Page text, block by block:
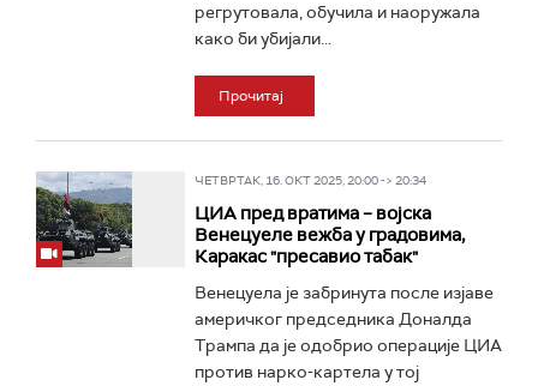
регрутовала, обучила и наоружала
како би убијали...
Прочитај
ЧЕТВРТАК, 16. ОКТ 2025, 20:00 -> 20:34
ЦИА пред вратима – војска
Венецуеле вежба у градовима,
Каракас "пресавио табак"
Венецуела је забринута после изјаве
америчког председника Доналда
Трампа да је одобрио операције ЦИА
против нарко-картела у тој